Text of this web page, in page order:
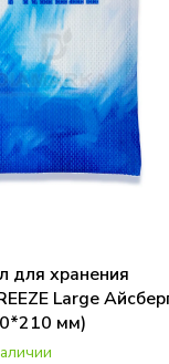
для хранения
Large
мм)